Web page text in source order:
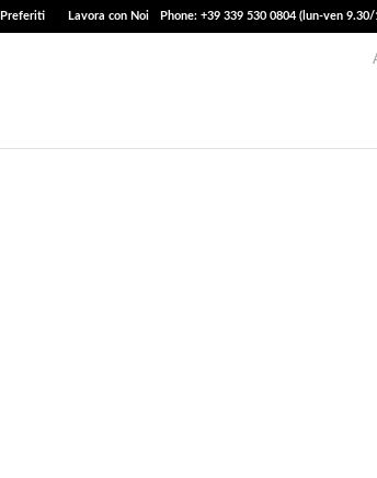
Preferiti Lavora con Noi Phone: +39 339 530 0804 (lun-ven 9.30/